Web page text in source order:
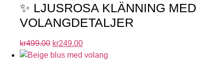
✨ LJUSROSA KLÄNNING MED
VOLANGDETALJER
kr499.00 kr249.00